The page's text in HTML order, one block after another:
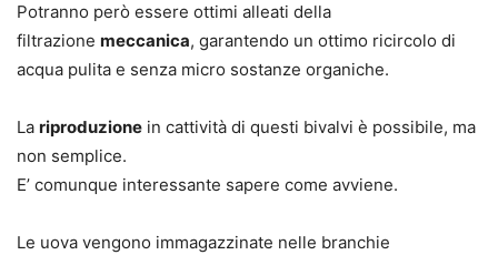
Potranno però essere ottimi alleati della
filtrazione meccanica, garantendo un ottimo ricircolo di
acqua pulita e senza micro sostanze organiche.
La riproduzione in cattività di questi bivalvi è possibile, ma
non semplice.
E’ comunque interessante sapere come avviene.
Le uova vengono immagazzinate nelle branchie